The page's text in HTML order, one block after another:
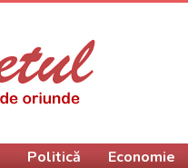
Politică Economie